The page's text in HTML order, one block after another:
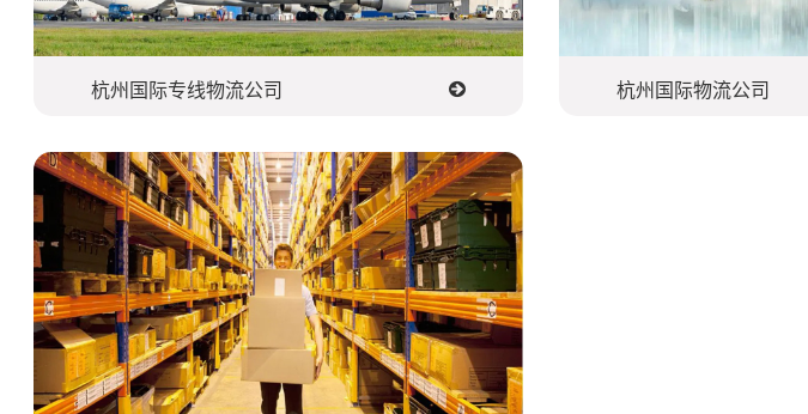
杭州国际专线物流公司 杭州国际物流公司